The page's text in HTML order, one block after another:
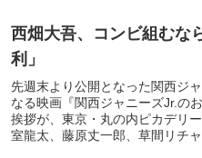
西畑大吾、コンビ組むな
利」
先週末より公開となった関西ジ
なる映画『関西ジャニーズJr.の
挨拶が、東京・丸の内ピカデリ
室龍太、藤原丈一郎、草間リチャ